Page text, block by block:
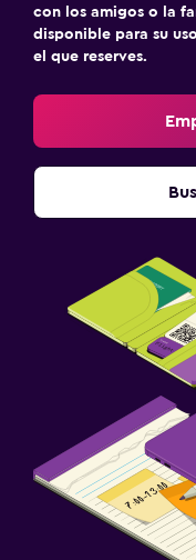
con los amigos o la
disponible para su
el que reserves.